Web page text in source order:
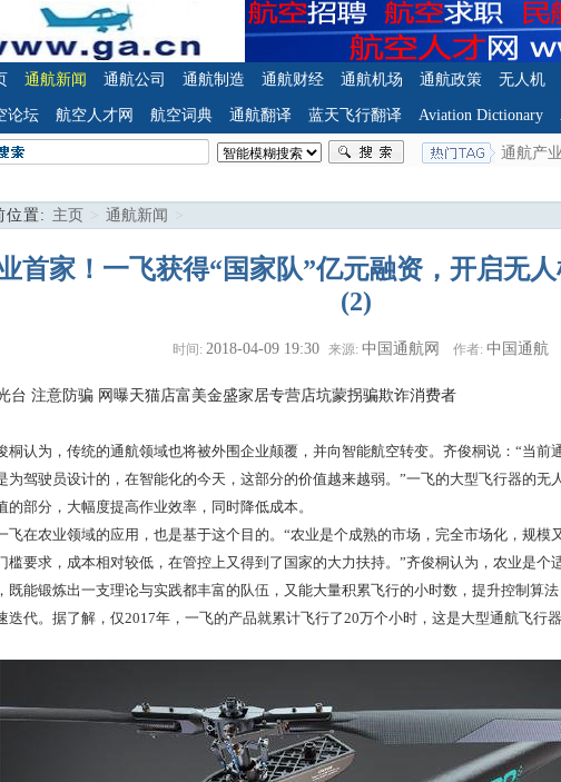
通航新闻 通航公司 通航制造 通航财经 通航机场 通航政策 无人机
论坛 航空人才网 航空词典 通航翻译 蓝天飞行翻译 Aviation Dictionary
通航产业
位置: 主页 > 通航新闻 >
首家！一飞获得“国家队”亿元融资，开启无
(2)
时间: 2018-04-09 19:30 来源: 中国通航网 作者: 中国通航
台 注意防骗 网曝天猫店富美金盛家居专营店坑蒙拐骗欺诈消费者
桐认为，传统的通航领域也将被外围企业颠覆，并向智能航空转变。齐俊桐说：“当前
为驾驶员设计的，在智能化的今天，这部分的价值越来越弱。”一飞的大型飞行器的无
的部分，大幅度提高作业效率，同时降低成本。
飞在农业领域的应用，也是基于这个目的。“农业是个成熟的市场，完全市场化，规模
槛要求，成本相对较低，在管控上又得到了国家的大力扶持。”齐俊桐认为，农业是个
既能锻炼出一支理论与实践都丰富的队伍，又能大量积累飞行的小时数，提升控制算
迭代。据了解，仅2017年，一飞的产品就累计飞行了20万个小时，这是大型通航飞行器